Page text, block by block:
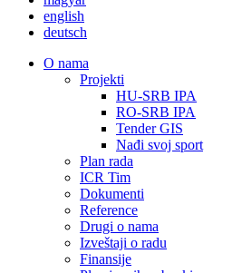
english
deutsch
О nama
Projekti
HU-SRB IPA
RO-SRB IPA
Tender GIS
Nađi svoj sport
Plan rada
ICR Tim
Dokumenti
Reference
Drugi o nama
Izveštaji o radu
Finansije